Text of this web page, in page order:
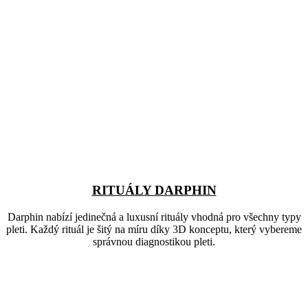
RITUÁLY DARPHIN
Darphin nabízí jedinečná a luxusní rituály vhodná pro všechny typy
pleti. Každý rituál je šitý na míru díky 3D konceptu, který vybereme
správnou diagnostikou pleti.